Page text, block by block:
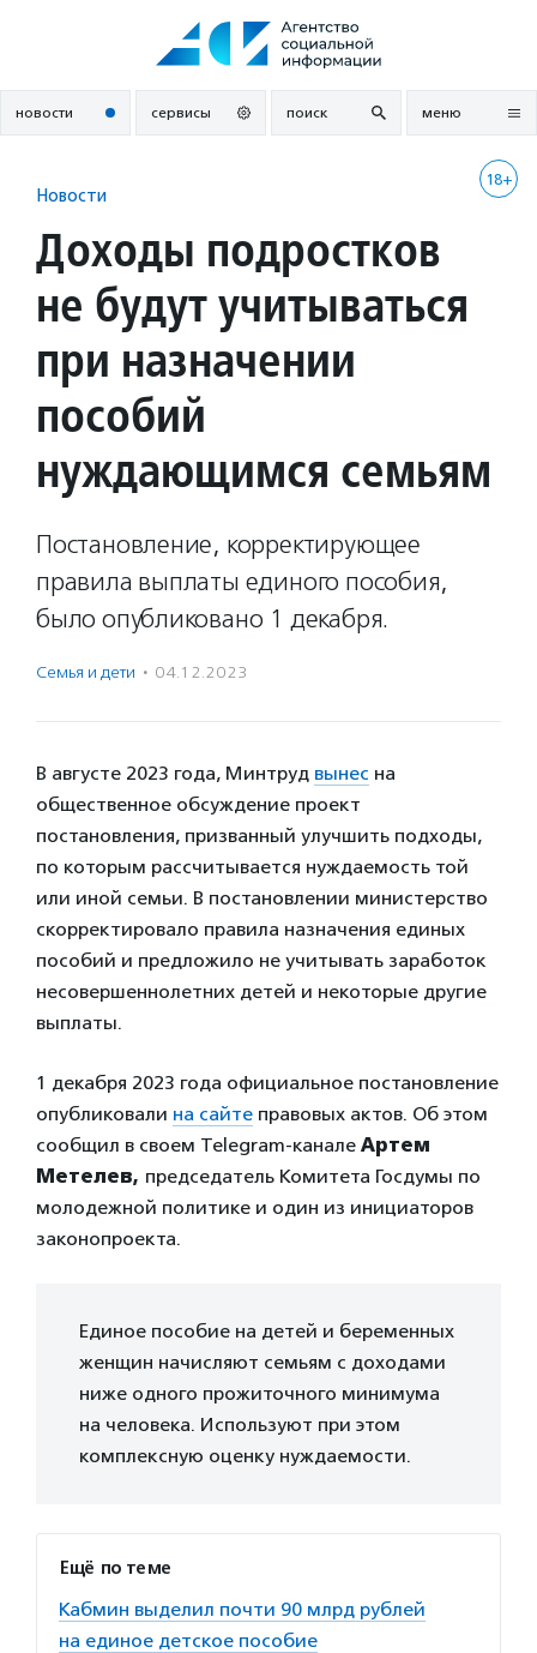
новости сервисы поиск меню
18+
Новости
Доходы подростков
не будут учитываться
при назначении
пособий
нуждающимся семьям
Постановление, корректирующее
правила выплаты единого пособия,
было опубликовано 1 декабря.
Семья и дети · 04.12.2023
В августе 2023 года, Минтруд вынес на
общественное обсуждение проект
постановления, призванный улучшить подходы,
по которым рассчитывается нуждаемость той
или иной семьи. В постановлении министерство
скорректировало правила назначения единых
пособий и предложило не учитывать заработок
несовершеннолетних детей и некоторые другие
выплаты.
1 декабря 2023 года официальное постановление
опубликовали на сайте правовых актов. Об этом
сообщил в своем Telegram-канале Артем
Метелев, председатель Комитета Госдумы по
молодежной политике и один из инициаторов
законопроекта.
Единое пособие на детей и беременных
женщин начисляют семьям с доходами
ниже одного прожиточного минимума
на человека. Используют при этом
комплексную оценку нуждаемости.
Ещё по теме
Кабмин выделил почти 90 млрд рублей
на единое детское пособие